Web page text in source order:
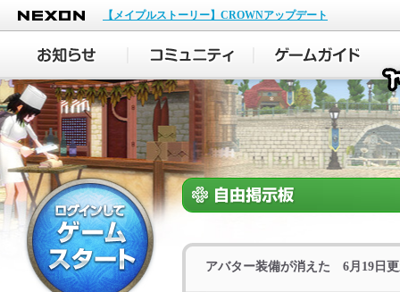
NEXON
【メイプルストーリー】CROWNアップデート
アバター装備が消えた 6月19日